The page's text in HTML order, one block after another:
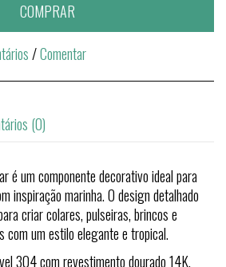
COMPRAR
/Comentar
(0)
é um componente decorativo ideal para
inspiração marinha. O design detalhado
criar colares, pulseiras, brincos e
com um estilo elegante e tropical.
304 com revestimento dourado 14K,